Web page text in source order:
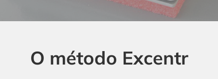
O método Excentr